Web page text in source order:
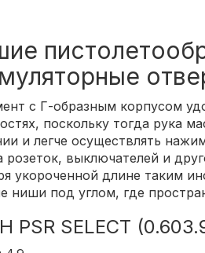
с Г-образным корпусом
поскольку тогда рука
и легче осуществлять
розеток, выключателей и
укороченной длине таким
ниши под углом, где
PSR SELECT